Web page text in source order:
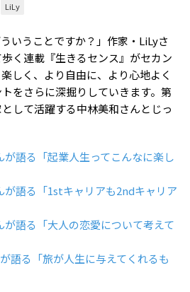
LiLy
いうことですか？」作家・LiLyさ
く連載『生きるセンス』がセカン
しく、より自由に、より心地よく
をさらに深掘りしていきます。第
して活躍する中林美和さんとじっ
が語る「起業人生ってこんなに楽し
が語る「1stキャリアも2ndキャリア
が語る「大人の恋愛について考えて
語る「旅が人生に与えてくれるも